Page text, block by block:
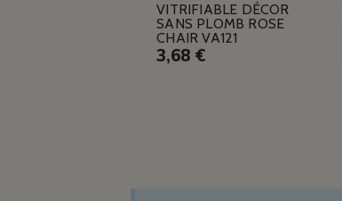
VITRIFIABLE DÉCOR
SANS PLOMB ROSE
CHAIR VA121
3,68 €